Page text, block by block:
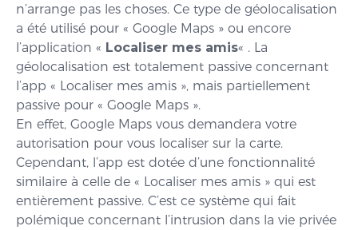
n’arrange pas les choses. Ce type de géolocalisation
a été utilisé pour « Google Maps » ou encore
l’application « Localiser mes amis« . La
géolocalisation est totalement passive concernant
l’app « Localiser mes amis », mais partiellement
passive pour « Google Maps ».
En effet, Google Maps vous demandera votre
autorisation pour vous localiser sur la carte.
Cependant, l’app est dotée d’une fonctionnalité
similaire à celle de « Localiser mes amis » qui est
entièrement passive. C’est ce système qui fait
polémique concernant l’intrusion dans la vie privée